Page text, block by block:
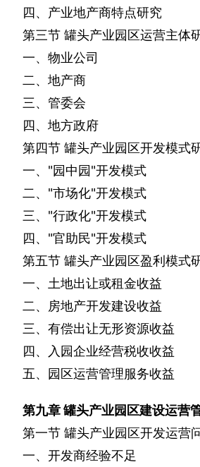
四、产业地产商特点研究
第三节 罐头产业园区运营主体
一、物业公司
二、地产商
三、管委会
四、地方政府
第四节 罐头产业园区开发模式
一、 "园中园"开发模式
二、 "市场化"开发模式
三、 "行政化"开发模式
四、 "官助民"开发模式
第五节 罐头产业园区盈利模式
一、土地出让或租金收益
二、房地产开发建设收益
三、有偿出让无形资源收益
四、入园企业经营税收收益
五、园区运营管理服务收益
第九章罐头产业园区建设运营
第一节 罐头产业园区开发运营
一、开发商经验不足